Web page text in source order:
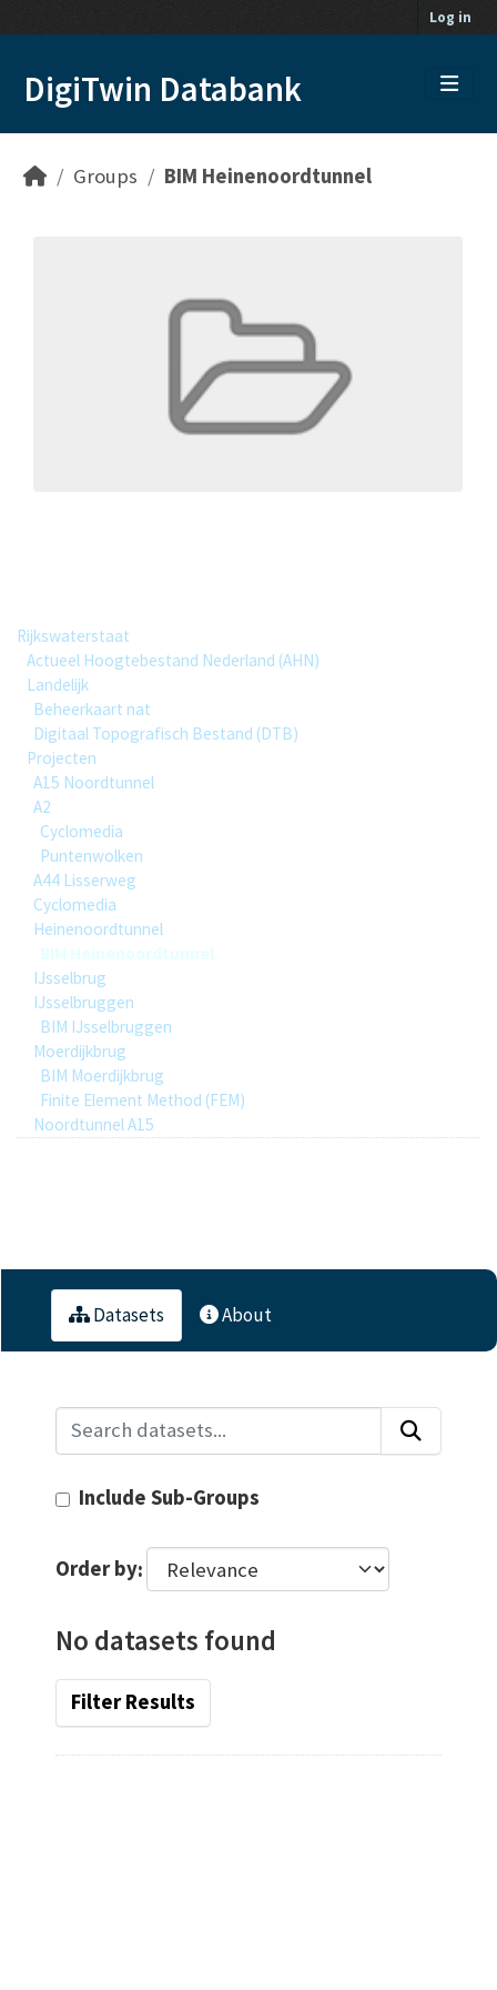
Log in
DigiTwin Databank
Groups BIM Heinenoordtunnel
Rijkswaterstaat
Actueel Hoogtebestand Nederland (AHN)
Landelijk
Beheerkaart nat
Digitaal Topografisch Bestand (DTB)
Projecten
A15 Noordtunnel
A2
Cyclomedia
Puntenwolken
A44 Lisserweg
Cyclomedia
Heinenoordtunnel
BIM Heinenoordtunnel
IJsselbrug
IJsselbruggen
BIM IJsselbruggen
Moerdijkbrug
BIM Moerdijkbrug
Finite Element Method (FEM)
Noordtunnel A15
Datasets About
Include Sub-Groups
Order by
No datasets found
Filter Results